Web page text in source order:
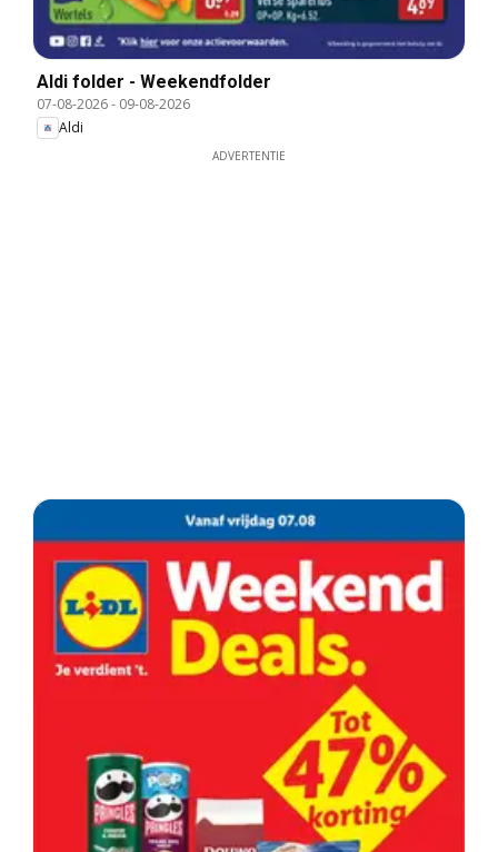
Aldi folder - Weekendfolder
07-08-2026- 09-08-2026
Aldi
ADVERTENTIE